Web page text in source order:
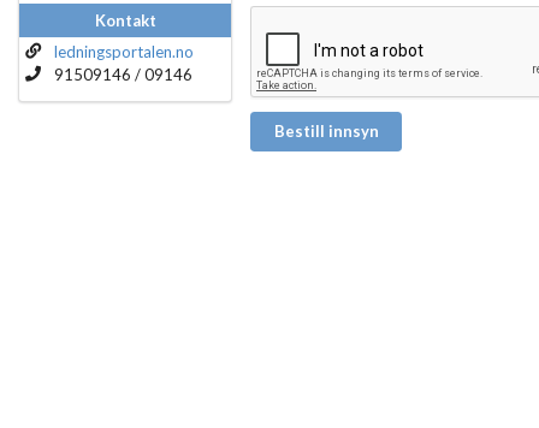
Kontakt
ledningsportalen.no
91509146 / 09146
Bestill innsyn